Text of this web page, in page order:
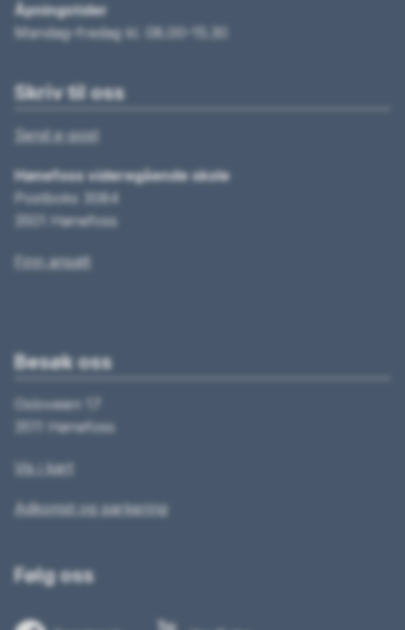
Åpningstider
Mandag–fredag kl. 08.00–15.30
Skriv til oss
Send e-post
Hønefoss videregående skole
Postboks 3084
3501 Hønefoss
Finn ansatt
Besøk oss
Osloveien 17
3511 Hønefoss
Vis i kart
Adkomst og parkering
Følg oss